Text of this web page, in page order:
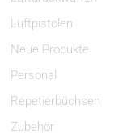
Luftpistolen
Neue Produkte
Personal
Repetierbüchsen
Zubehör